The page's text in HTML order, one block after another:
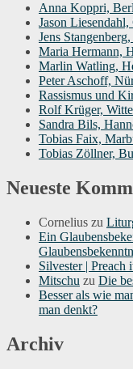
Anna Koppri,
Jason
Jens
Maria Hermann,
Marlin Watling,
Peter Aschoff,
Rassismus und
Rolf Krüger,
Sandra Bils,
Tobias Faix,
Tobias Zöllner,
Neueste
Cornelius zu
Ein
Silvester | Preach
Mitschu zu Die
Besser als wie
man denkt?
Archiv